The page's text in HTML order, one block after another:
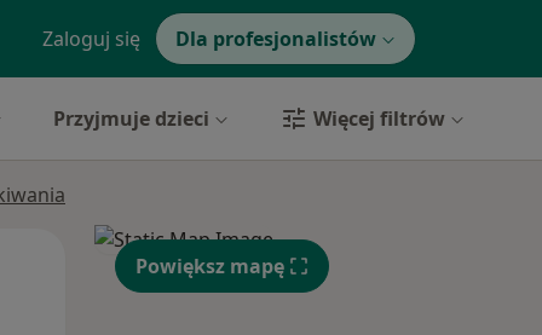
Zaloguj się Dla profesjonalistów
Przyjmuje dzieci Więcej filtrów
Wt, Śr,
Powiększ mapę